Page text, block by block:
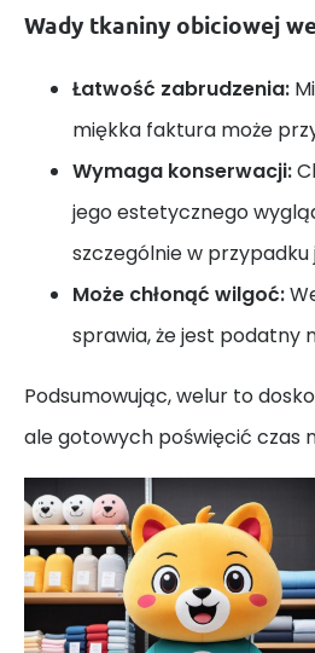
Wady tkaniny obiciowej
Łatwość zabrudzenia:
miękka faktura może
Wymaga konserwacji:
jego estetycznego
szczególnie w
Może chłonąć wilgoć:
sprawia, że jest podatny
Podsumowując, welur to
ale gotowych poświęcić czas